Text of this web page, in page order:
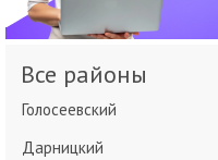
Все районы
Голосеевский
Дарницкий